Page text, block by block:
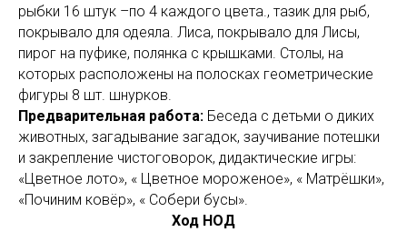
рыбки 16 штук –по 4 каждого цвета., тазик для рыб,
покрывало для одеяла. Лиса, покрывало для Лисы,
пирог на пуфике, полянка с крышками. Столы, на
которых расположены на полосках геометрические
фигуры 8 шт. шнурков.
Предварительная работа: Беседа с детьми о диких
животных, загадывание загадок, заучивание потешки
и закрепление чистоговорок, дидактические игры:
«Цветное лото», « Цветное мороженое», « Матрёшки»,
«Починим ковёр», « Собери бусы».
Ход НОД